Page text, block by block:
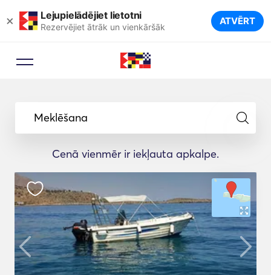
× Lejupielādējiet lietotni
Rezervējiet ātrāk un vienkāršāk ATVĒRT
Meklēšana
Cenā vienmēr ir iekļauta apkalpe.